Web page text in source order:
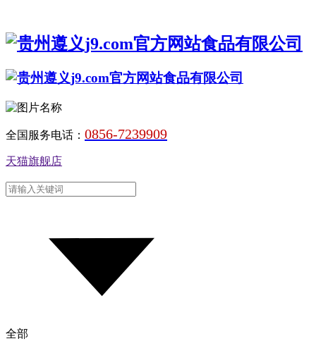
全国服务电话： 0856-7239909
天猫旗舰店
全部